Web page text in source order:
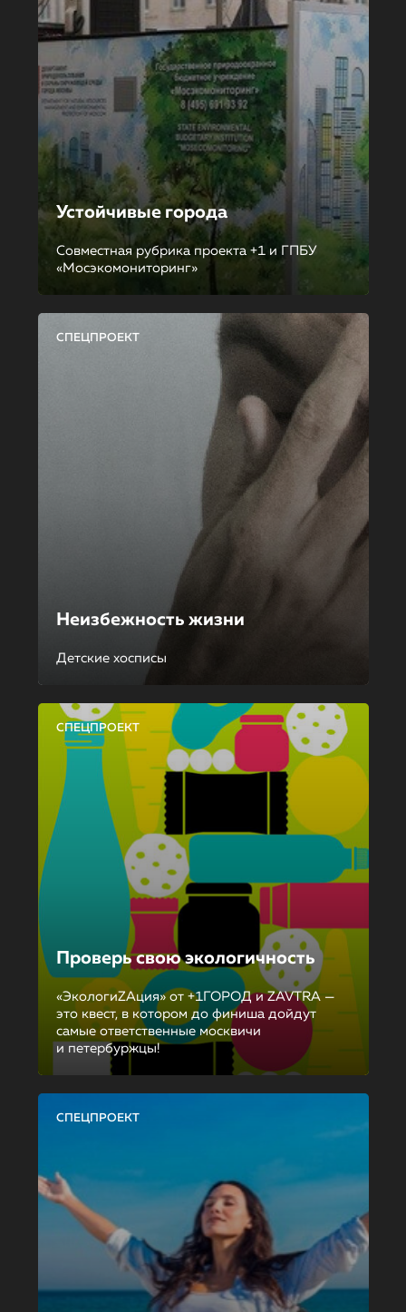
Устойчивые города
Совместная рубрика проекта +1 и ГПБУ
«Мосэкомониторинг»
СПЕЦПРОЕКТ
Неизбежность жизни
Детские хосписы
СПЕЦПРОЕКТ
Проверь свою экологичность
«ЭкологиZAция» от +1ГОРОД и ZAVTRA —
это квест, в котором до финиша дойдут
самые ответственные москвичи
и петербуржцы!
СПЕЦПРОЕКТ